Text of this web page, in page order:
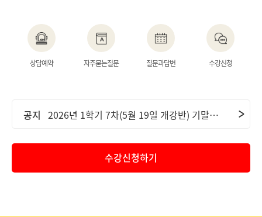
상담예약 자주묻는질문 질문과답변 수강신청
공지 2026년 2학기 1차(6월 9일 개강반) 중간고사 기간 안내 및 ..
공지 2026년 1학기 7차(5월 19일 개강반) 기말고사 기간 안내 및..
공지 2026년 9월 1일 개강반(2026년 2학기 4차 개강반) 보육교사..
공지 2026년 2학기 1차(6월 9일 개강반) 중간고사 기간 안내 및 ..
수강신청하기